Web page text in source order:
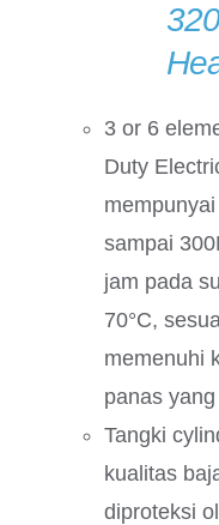
3 or 6
Duty
sampai
jam pada
70°C,
memenuhi
panas
Tangki
kualitas
diproteksi